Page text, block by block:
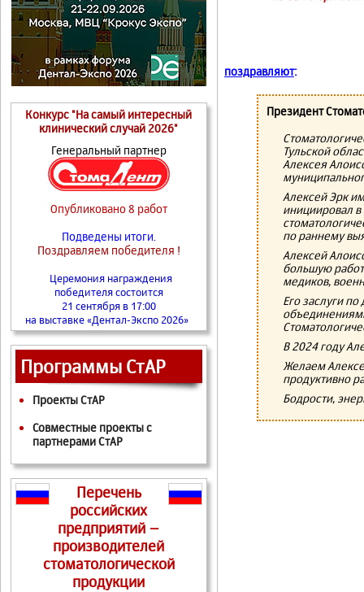
Конкурс "На самый интересный
клинический случай 2026"
Генеральный партнер
Опубликовано 8 работ
Подведены итоги.
Поздравляем победителя !
Церемония награждения
победителя состоится
21 сентября в 17:00
на выставке «Дентал-Экспо 2026»
Программы СтАР
Проекты СтАР
Совместные проекты с
партнерами СтАР
Перечень
российских
предприятий –
производителей
стоматологической
продукции
поздравляют:
Президент
Тульской
Алексея
Алексей Эрк
инициировал в
по раннему
Алексей
большую
медиков,
Его заслуги
В 2024 году
Желаем
продуктивно
Бодрости,